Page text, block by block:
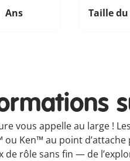
Ans Taille
vous appelle au large !
ou Ken™ au point
de rôle sans fin — de